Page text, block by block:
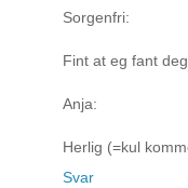
Sorgenfri:
Fint at eg fant
Anja:
Herlig (=kul
Svar